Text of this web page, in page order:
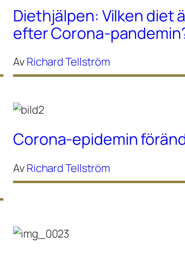
Diethjälpen: Vilken diet
efter Corona-
AvRichard Tellström
Corona-epidemin
AvRichard Tellström